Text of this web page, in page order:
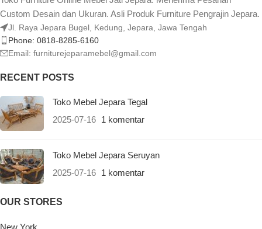
Custom Desain dan Ukuran. Asli Produk Furniture Pengrajin Jepara.
Jl. Raya Jepara Bugel, Kedung, Jepara, Jawa Tengah
Phone: 0818-8285-6160
Email: furniturejeparamebel@gmail.com
RECENT POSTS
Toko Mebel Jepara Tegal
2025-07-16 1 komentar
Toko Mebel Jepara Seruyan
2025-07-16 1 komentar
OUR STORES